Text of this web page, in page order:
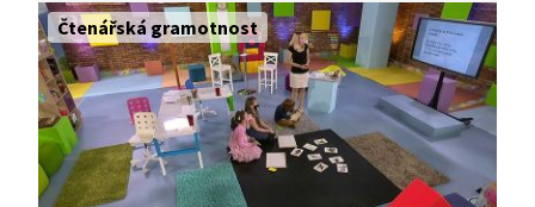
Čtenářská gramotnost